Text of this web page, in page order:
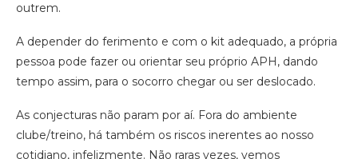
outrem.
A depender do ferimento e com o kit adequado, a própria
pessoa pode fazer ou orientar seu próprio APH, dando
tempo assim, para o socorro chegar ou ser deslocado.
As conjecturas não param por aí. Fora do ambiente
clube/treino, há também os riscos inerentes ao nosso
cotidiano, infelizmente. Não raras vezes, vemos